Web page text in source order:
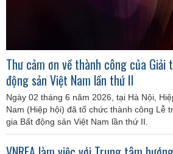
Thư cảm ơn về thành công của Giải
động sản Việt Nam lần thứ II
Ngày 02 tháng 6 năm 2026, tại Hà Nội,
Nam (Hiệp hội) đã tổ chức thành công Lễ
gia Bất động sản Việt Nam lần thứ II.